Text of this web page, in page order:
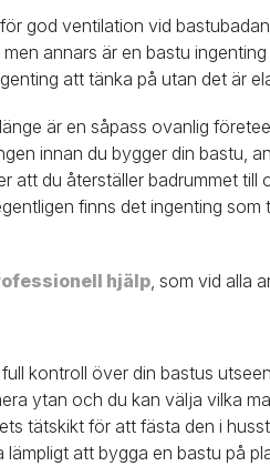
god ventilation vid
annars är en bastu
att tänka på utan det är
är en såpass ovanlig
innan du bygger din bastu,
att du återställer badrummet till
finns det ingenting
hjälp , som vid alla
kontroll över din bastus
ytan och du kan välja vilka
tätskikt för att fästa den i
att bygga en bastu på